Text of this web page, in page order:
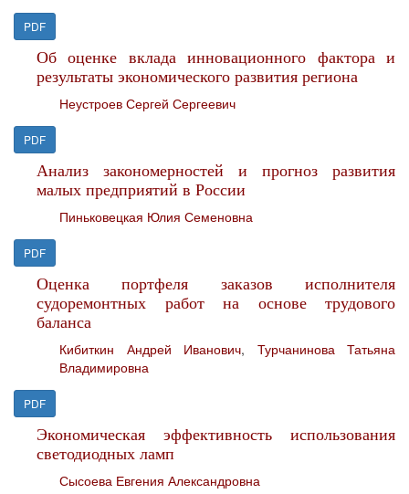
PDF
Об оценке вклада инновационного фактора и
результаты экономического развития региона
Неустроев Сергей Сергеевич
PDF
Анализ закономерностей и прогноз развития
малых предприятий в России
Пиньковецкая Юлия Семеновна
PDF
Оценка портфеля заказов исполнителя
судоремонтных работ на основе трудового
баланса
Кибиткин Андрей Иванович, Турчанинова Татьяна
Владимировна
PDF
Экономическая эффективность использования
светодиодных ламп
Сысоева Евгения Александровна